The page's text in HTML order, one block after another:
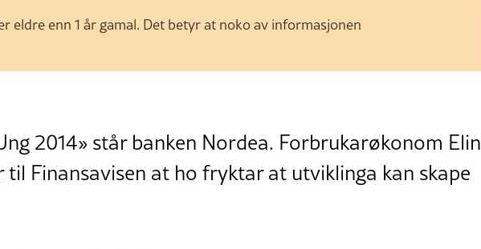
eldre enn 1 år gamal. Det betyr at noko av informasjonen
2014» står banken Nordea. Forbrukarøkonom Elin
til Finansavisen at ho fryktar at utviklinga kan skape